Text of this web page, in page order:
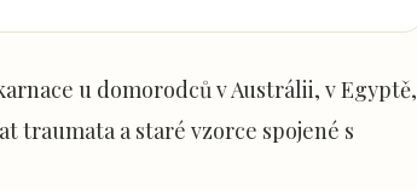
u domorodců v Austrálii, v Egyptě,
traumata a staré vzorce spojené s